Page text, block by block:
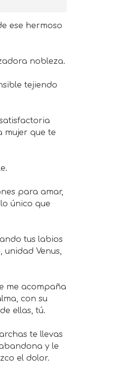
ese hermoso
nobleza.
tejiendo
mujer que te
para amar,
único que
tus labios
Venus,
me acompaña
con su
ellas, tú.
te llevas
y le
el dolor.